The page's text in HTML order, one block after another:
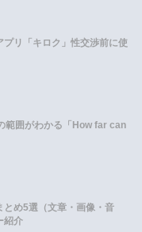
プリ「キロク」性交渉前に使
範囲がわかる「How far can
とめ5選（文章・画像・音
紹介